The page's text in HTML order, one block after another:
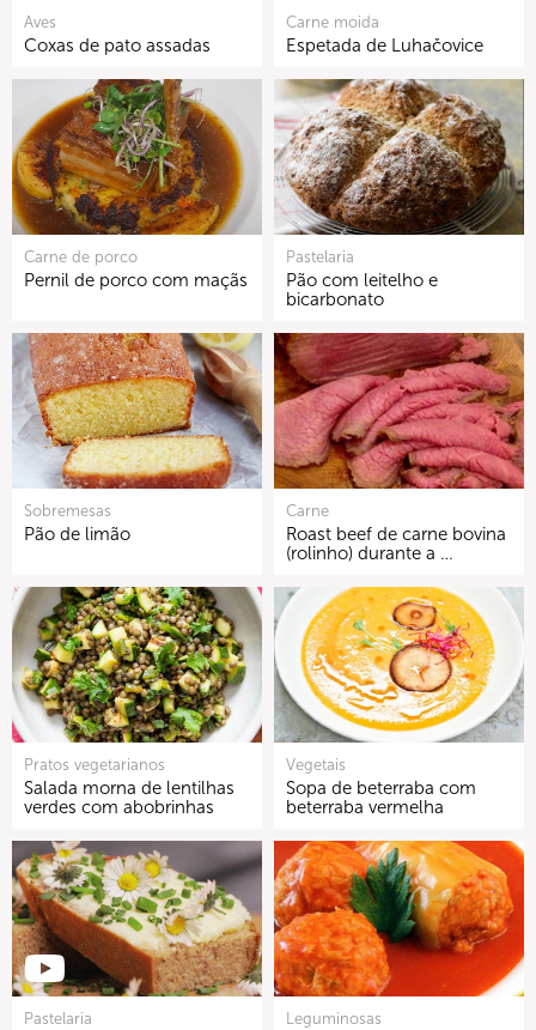
Aves
Coxas de pato assadas
Carne moida
Espetada de Luhačovice
Carne de porco
Pernil de porco com maçãs
Pastelaria
Pão com leitelho e
bicarbonato
Sobremesas
Pão de limão
Carne
Roast beef de carne bovina
(rolinho) durante a …
Pratos vegetarianos
Salada morna de lentilhas
verdes com abobrinhas
Vegetais
Sopa de beterraba com
beterraba vermelha
Pastelaria Leguminosas